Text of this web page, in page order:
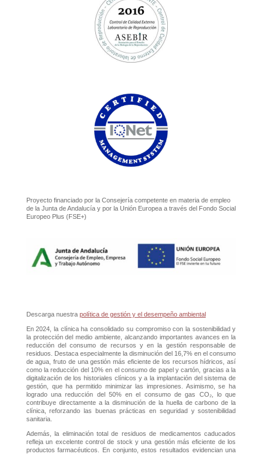
Proyecto financiado por la Consejería competente en materia de empleo
de la Junta de Andalucía y por la Unión Europea a través del Fondo Social
Europeo Plus (FSE+)
Descarga nuestra política de gestión y el desempeño ambiental
En 2024, la clínica ha consolidado su compromiso con la sostenibilidad y
la protección del medio ambiente, alcanzando importantes avances en la
reducción del consumo de recursos y en la gestión responsable de
residuos. Destaca especialmente la disminución del 16,7% en el consumo
de agua, fruto de una gestión más eficiente de los recursos hídricos, así
como la reducción del 10% en el consumo de papel y cartón, gracias a la
digitalización de los historiales clínicos y a la implantación del sistema de
gestión, que ha permitido minimizar las impresiones. Asimismo, se ha
logrado una reducción del 50% en el consumo de gas CO₂, lo que
contribuye directamente a la disminución de la huella de carbono de la
clínica, reforzando las buenas prácticas en seguridad y sostenibilidad
sanitaria.
Además, la eliminación total de residuos de medicamentos caducados
refleja un excelente control de stock y una gestión más eficiente de los
productos farmacéuticos. En conjunto, estos resultados evidencian una